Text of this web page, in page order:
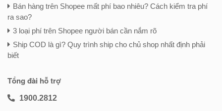
Bán hàng trên Shopee mất phí bao nhiêu? Cách kiểm tra phí
ra sao?
3 loại phí trên Shopee người bán cần nắm rõ
Ship COD là gì? Quy trình ship cho chủ shop nhất định phải
biết
Tổng đài hỗ trợ
1900.2812